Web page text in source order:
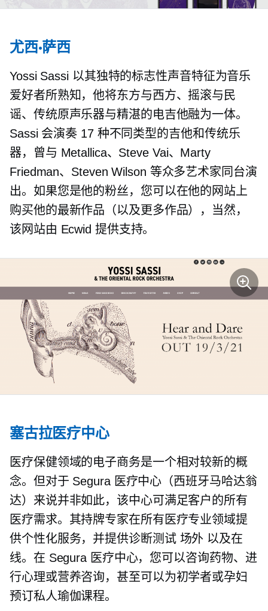
尤西·萨西
Yossi Sassi 以其独特的标志性声音特征为音乐
爱好者所熟知，他将东方与西方、摇滚与民
谣、传统原声乐器与精湛的电吉他融为一体。
Sassi 会演奏 17 种不同类型的吉他和传统乐
器，曾与 Metallica、Steve Vai、Marty
Friedman、Steven Wilson 等众多艺术家同台演
出。如果您是他的粉丝，您可以在他的网站上
购买他的最新作品（以及更多作品），当然，
该网站由 Ecwid 提供支持。
塞古拉医疗中心
医疗保健领域的电子商务是一个相对较新的概
念。但对于 Segura 医疗中心（西班牙马哈达翁
达）来说并非如此，该中心可满足客户的所有
医疗需求。其持牌专家在所有医疗专业领域提
供个性化服务，并提供诊断测试 场外 以及在
线。在 Segura 医疗中心，您可以咨询药物、进
行心理或营养咨询，甚至可以为初学者或孕妇
预订私人瑜伽课程。